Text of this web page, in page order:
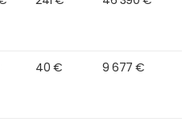
40 € 9 677 €